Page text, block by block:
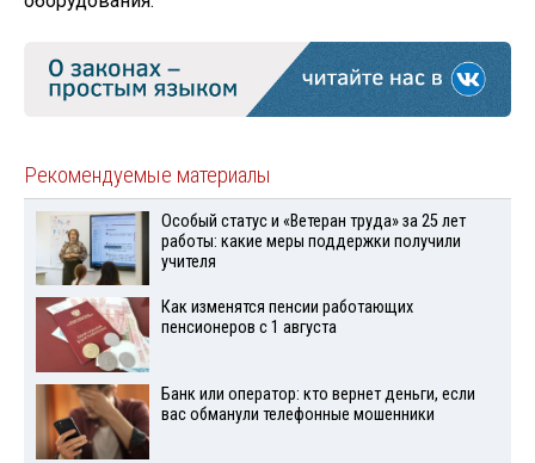
Рекомендуемые материалы
Особый статус и «Ветеран труда» за 25 лет
работы: какие меры поддержки получили
учителя
Как изменятся пенсии работающих
пенсионеров с 1 августа
Банк или оператор: кто вернет деньги, если
вас обманули телефонные мошенники